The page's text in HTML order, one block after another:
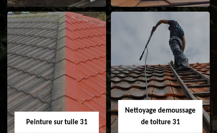
Nettoyage et
ravalement de
façade 31
Isolation toiture 31
Peinture sur tuile 31
Nettoyage demoussage
de toiture 31